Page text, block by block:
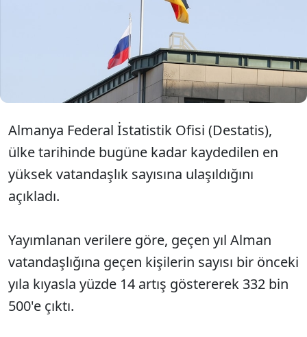
rekor kırdı. Suriyeliler üst üste beşinci kez
vatandaşlık alan en büyük grup olurken,
Türkler yüzde 10’luk payla ikinci sıradaki yerini
Almanya Federal İstatistik Ofisi (Destatis),
ülke tarihinde bugüne kadar kaydedilen en
yüksek vatandaşlık sayısına ulaşıldığını
açıkladı.
Yayımlanan verilere göre, geçen yıl Alman
vatandaşlığına geçen kişilerin sayısı bir önceki
yıla kıyasla yüzde 14 artış göstererek 332 bin
500'e çıktı.